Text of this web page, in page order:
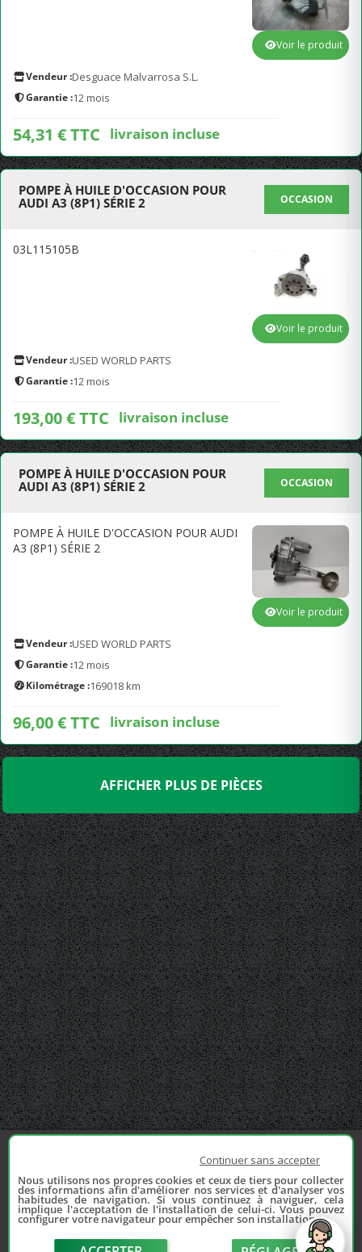
Vendeur :Desguace Malvarrosa S.L.
Garantie :12 mois
54,31 € TTC livraison incluse
Voir le produit
POMPE À HUILE D'OCCASION POUR
AUDI A3 (8P1) SÉRIE 2
OCCASION
03L115105B
Vendeur :USED WORLD PARTS
Garantie :12 mois
193,00 € TTC livraison incluse
Voir le produit
POMPE À HUILE D'OCCASION POUR
AUDI A3 (8P1) SÉRIE 2
OCCASION
POMPE À HUILE D'OCCASION POUR AUDI
A3 (8P1) SÉRIE 2
Vendeur :USED WORLD PARTS
Garantie :12 mois
Kilométrage :169018 km
96,00 € TTC livraison incluse
Voir le produit
AFFICHER PLUS DE PIÈCES
Continuer sans accepter
Nous utilisons nos propres cookies et ceux de tiers pour collecter
des informations afin d'améliorer nos services et d'analyser vos
habitudes de navigation. Si vous continuez à naviguer, cela
implique l'acceptation de l'installation de celui-ci. Vous pouvez
configurer votre navigateur pour empêcher son installation.